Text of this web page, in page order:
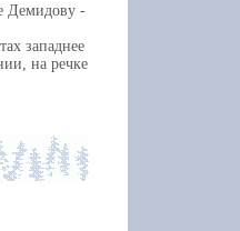
Демидову -
западнее
на речке